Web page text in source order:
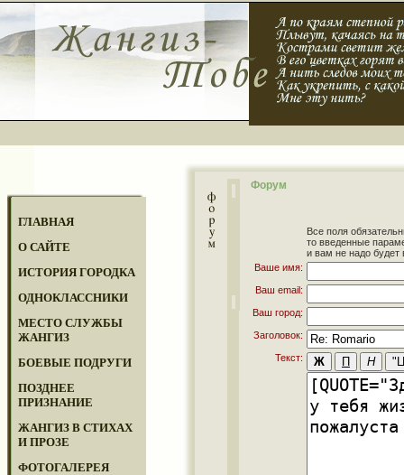
ГЛАВНАЯ
О САЙТЕ
ИСТОРИЯ ГОРОДКА
ОДНОКЛАССНИКИ
МЕСТО СЛУЖБЫ
ЖАНГИЗ
БОЕВЫЕ ПОДРУГИ
ПОЗДНЕЕ
ПРИЗНАНИЕ
ЖАНГИЗ В СТИХАХ
И ПРОЗЕ
ФОТОГАЛЕРЕЯ
Форум
Все поля
то введенные
и вам не надо будет
Ваше имя:
Ваш email:
Ваш город:
Заголовок:
Текст: